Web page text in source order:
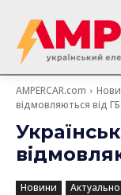
AMPERCAR.com
відмовляються від
Новини Актуально